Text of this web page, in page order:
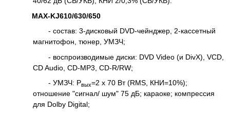
MAX-KJ610/630/650
- состав: 3-дисковый DVD-чейнджер, 2-кассетный
магнитофон, тюнер, УМЗЧ;
- воспроизводимые диски: DVD Video (и DivX), VCD,
CD Audio, CD-MP3, CD-R/RW;
- УМЗЧ: Рвых=2 x 70 Вт (RMS, КНИ=10%);
отношение "сигнал/ шум" 75 дБ; караоке; компрессия
для Dolby Digital;